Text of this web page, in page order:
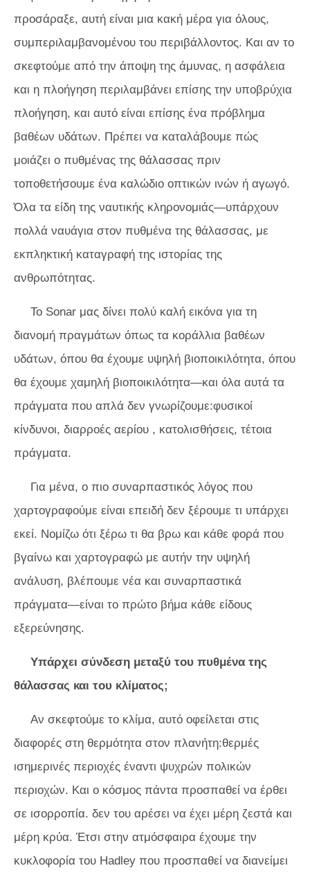
προσάραξε, αυτή είναι μια κακή μέρα για όλους,
συμπεριλαμβανομένου του περιβάλλοντος. Και αν το
σκεφτούμε από την άποψη της άμυνας, η ασφάλεια
και η πλοήγηση περιλαμβάνει επίσης την υποβρύχια
πλοήγηση, και αυτό είναι επίσης ένα πρόβλημα
βαθέων υδάτων. Πρέπει να καταλάβουμε πώς
μοιάζει ο πυθμένας της θάλασσας πριν
τοποθετήσουμε ένα καλώδιο οπτικών ινών ή αγωγό.
Όλα τα είδη της ναυτικής κληρονομιάς—υπάρχουν
πολλά ναυάγια στον πυθμένα της θάλασσας, με
εκπληκτική καταγραφή της ιστορίας της
ανθρωπότητας.
Το Sonar μας δίνει πολύ καλή εικόνα για τη
διανομή πραγμάτων όπως τα κοράλλια βαθέων
υδάτων, όπου θα έχουμε υψηλή βιοποικιλότητα, όπου
θα έχουμε χαμηλή βιοποικιλότητα—και όλα αυτά τα
πράγματα που απλά δεν γνωρίζουμε:φυσικοί
κίνδυνοι, διαρροές αερίου , κατολισθήσεις, τέτοια
πράγματα.
Για μένα, ο πιο συναρπαστικός λόγος που
χαρτογραφούμε είναι επειδή δεν ξέρουμε τι υπάρχει
εκεί. Νομίζω ότι ξέρω τι θα βρω και κάθε φορά που
βγαίνω και χαρτογραφώ με αυτήν την υψηλή
ανάλυση, βλέπουμε νέα και συναρπαστικά
πράγματα—είναι το πρώτο βήμα κάθε είδους
εξερεύνησης.
Υπάρχει σύνδεση μεταξύ του πυθμένα της
θάλασσας και του κλίματος;
Αν σκεφτούμε το κλίμα, αυτό οφείλεται στις
διαφορές στη θερμότητα στον πλανήτη:θερμές
ισημερινές περιοχές έναντι ψυχρών πολικών
περιοχών. Και ο κόσμος πάντα προσπαθεί να έρθει
σε ισορροπία. δεν του αρέσει να έχει μέρη ζεστά και
μέρη κρύα. Έτσι στην ατμόσφαιρα έχουμε την
κυκλοφορία του Hadley που προσπαθεί να διανείμει